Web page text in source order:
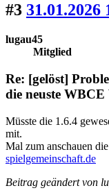
#3 31.01.2026
lugau45
Mitglied
Re: [gelöst]
die neuste WBCE
Müsste die 1.6.4
mit.
Mal zum anschauen
spielgemeinschaft.de
Beitrag geändert von